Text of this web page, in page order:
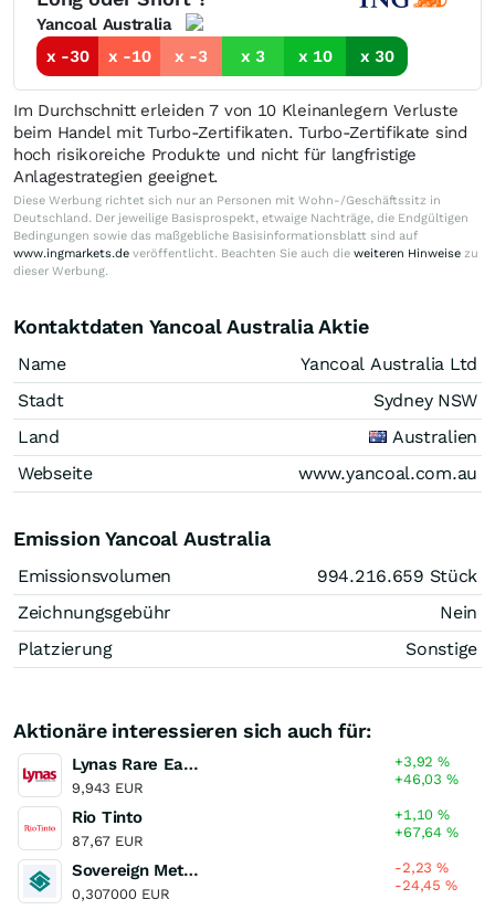
Yancoal Australia
x -30
x -10 x -3 x 3 x 10 x 30
Im Durchschnitt erleiden 7 von 10 Kleinanlegern Verluste
beim Handel mit Turbo-Zertifikaten. Turbo-Zertifikate sind
hoch risikoreiche Produkte und nicht für langfristige
Anlagestrategien geeignet.
Diese Werbung richtet sich nur an Personen mit Wohn-/Geschäftssitz in
Deutschland. Der jeweilige Basisprospekt, etwaige Nachträge, die Endgültigen
Bedingungen sowie das maßgebliche Basisinformationsblatt sind auf
www.ingmarkets.de veröffentlicht. Beachten Sie auch die weiteren Hinweise zu
dieser Werbung.
Kontaktdaten Yancoal Australia Aktie
Name
Yancoal Australia Ltd
Stadt
Sydney NSW
Land
Australien
Webseite
www.yancoal.com.au
Emission Yancoal Australia
Emissionsvolumen 994.216.659 Stück
Zeichnungsgebühr
Nein
Platzierung
Sonstige
Aktionäre interessieren sich auch für:
Lynas Rare Earths
9,943 EUR
+3,92%
+46,03%
Rio Tinto
87,67 EUR
+1,10%
+67,64%
Sovereign Metals
0,307000 EUR
-2,23%
-24,45%